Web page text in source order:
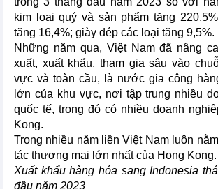
kim loại quý và sản phẩm tăng
tăng 16,4%; giày dép các loại tăng 9,5%.
Những năm qua, Việt Nam đã nâng
xuất, xuất khẩu, tham gia sâu vào
vực và toàn cầu, là nước gia công
lớn của khu vực, nơi tập trung nhiều
quốc tế, trong đó có nhiều doanh
Kong.
Trong nhiều năm liền Việt Nam luôn
tác thương mại lớn nhất của Hong Kong.
Xuất khẩu hàng hóa sang Indonesia
đầu năm 2023